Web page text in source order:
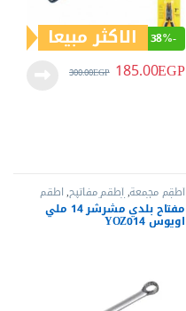
-
38% الاكثر مبيعا
185.00EGP
300.00EGP
أطقم مجمعة,أطقم مفاتيح,اطقم
مفاتيح العدد اليدوية, مفاتيح عدة ,
مفاتيح عدة بلدي مشرشر,مفاتيح عدة
مشرشر
مفتاح بلدي مشرشر 14 ملي
اويوس YOZ014